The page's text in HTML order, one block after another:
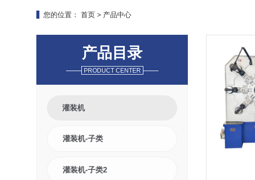
您的位置： 首页 > 产品中心
产品目录
PRODUCT CENTER
灌装机
灌装机-子类
灌装机-子类2